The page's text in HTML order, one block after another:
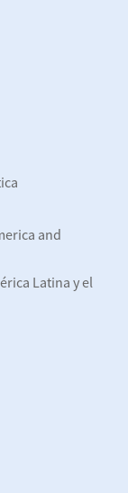
and
Latina y el